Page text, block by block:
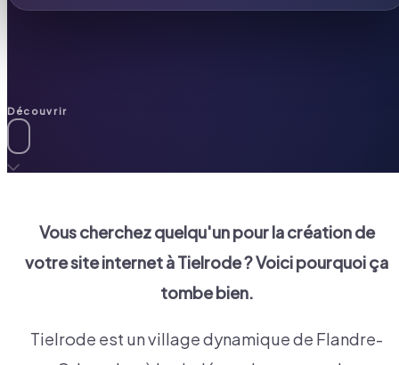
Découvrir
Vous cherchez quelqu'un pour la création de
votre site internet àTielrode? Voici pourquoi ça
tombe bien.
Tielrode est un village dynamique de Flandre-